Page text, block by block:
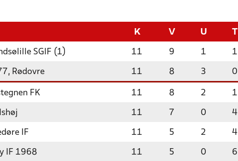
K V U T
SGIF (1) 11 9 1 1
Rødovre 11 8 3 0
FK 11 8 2 1
11 7 0 4
IF 11 5 2 4
IF 1968 11 5 0 6